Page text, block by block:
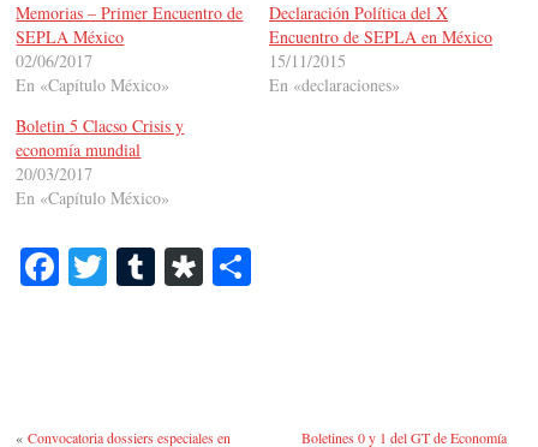
Memorias – Primer Encuentro de
SEPLA México
02/06/2017
En «Capítulo México»
Declaración Política del X
Encuentro de SEPLA en México
15/11/2015
En «declaraciones»
Boletin 5 Clacso Crisis y
economía mundial
20/03/2017
En «Capítulo México»
Fa T T Di
«Convocatoria dossiers especiales en Boletines 0 y 1 del GT de Economía